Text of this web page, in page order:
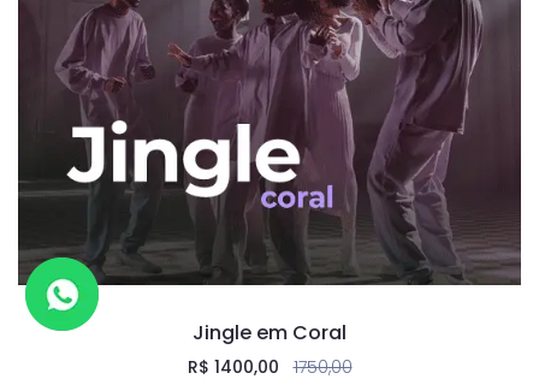
Jingle em Coral
1750,00
R$ 1400,00